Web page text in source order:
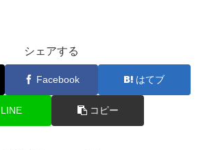
シェアする
Facebook はてブ
LINE コピー